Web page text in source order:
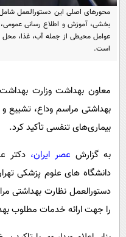
محورهای اصلی این دستورالعمل
بخشی، آموزش و اطلاع رسانی
عوامل محیطی از جمله آب، غذا،
است.
معاون بهداشت وزارت بهداشت
بهداشتی مراسم وداع، تشییع
بیماری‌های تنفسی تأکید کرد.
به گزارش عصر ایران، دکتر
دانشگاه های علوم پزشکی
دستورالعمل نظارت بهداشتی
را جهت ارائه خدمات مطلوب